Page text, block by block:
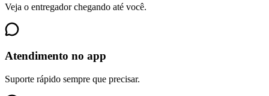
Veja o entregador chegando até você.
Atendimento no app
Suporte rápido sempre que precisar.